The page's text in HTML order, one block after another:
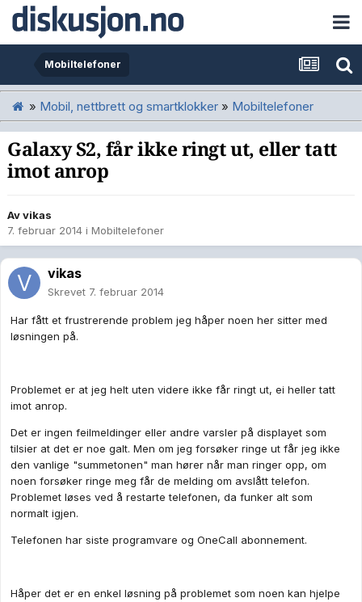
Mobiltelefoner
» Mobil, nettbrett og smartklokker » Mobiltelefoner
Galaxy S2, får ikke ringt ut, eller tatt
imot anrop
Avvikas
7. februar 2014 i Mobiltelefoner
vikas
Skrevet 7. februar 2014
Har fått et frustrerende problem jeg håper noen her sitter med
løsningen på.
Problemet er at jeg helt uten videre ikke får ringt ut, ei heller tatt
imot anrop.
Det er ingen feilmeldinger eller andre varsler på displayet som
tilsier at det er noe galt. Men om jeg forsøker ringe ut får jeg ikke
den vanlige "summetonen" man hører når man ringer opp, om
noen forsøker ringe meg får de melding om avslått telefon.
Problemet løses ved å restarte telefonen, da funker alt som
normalt igjen.
Telefonen har siste programvare og OneCall abonnement.
Håper det er en enkel løsning på problemet som noen kan hjelpe